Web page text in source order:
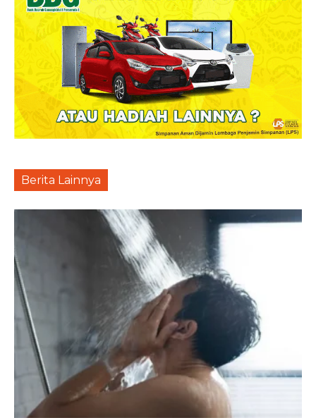
Berita Lainnya